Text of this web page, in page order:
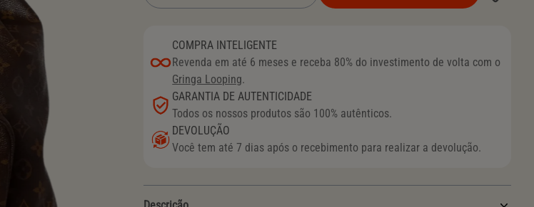
VINTAGE MONOGRAM MONTSOURIS GM
COMPRA INTELIGENTE
Revenda em até 6 meses e receba 80% do investimento de volta com o
Gringa Looping.
GARANTIA DE AUTENTICIDADE
Todos os nossos produtos são 100% autênticos.
DEVOLUÇÃO
Você tem até 7 dias após o recebimento para realizar a devolução.